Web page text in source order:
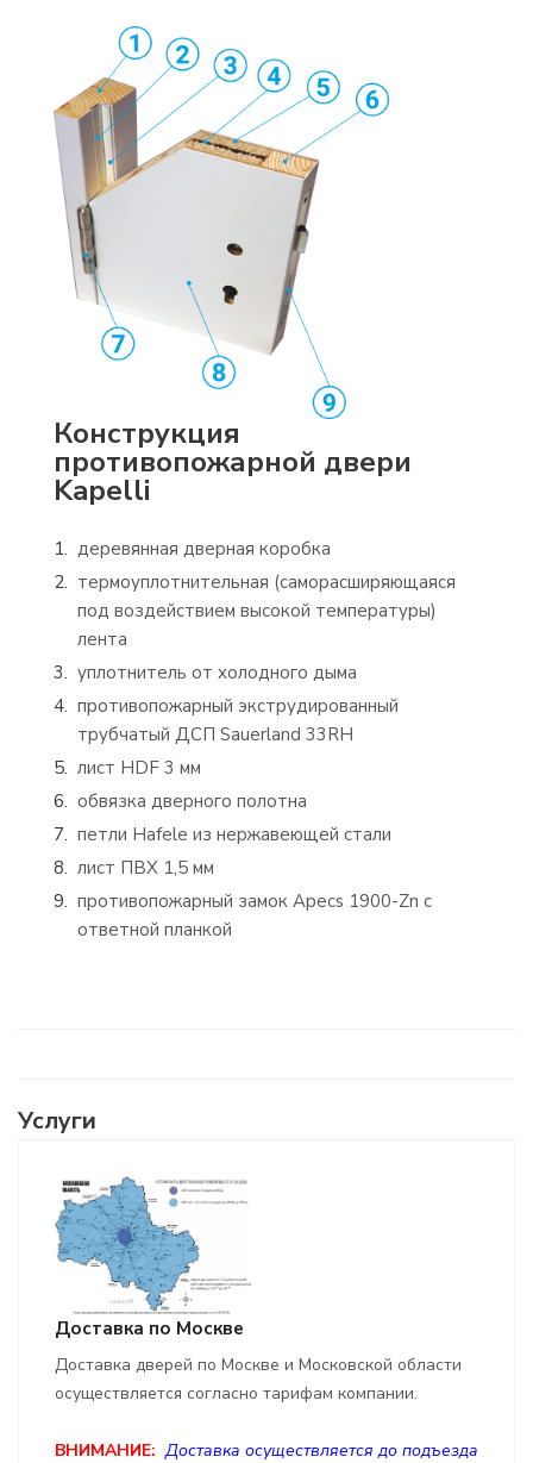
Конструкция
противопожарной двери
Kapelli
деревянная дверная коробка
термоуплотнительная (саморасширяющаяся
под воздействием высокой температуры)
лента
уплотнитель от холодного дыма
противопожарный экструдированный
трубчатый ДСП Sauerland 33RH
лист HDF 3 мм
обвязка дверного полотна
петли Hafele из нержавеющей стали
лист ПВХ 1,5 мм
противопожарный замок Apecs 1900-Zn с
ответной планкой
Услуги
Доставка по Москве
Доставка дверей по Москве и Московской области
осуществляется согласно тарифам компании.
ВНИМАНИЕ: Доставка осуществляется до подъезда